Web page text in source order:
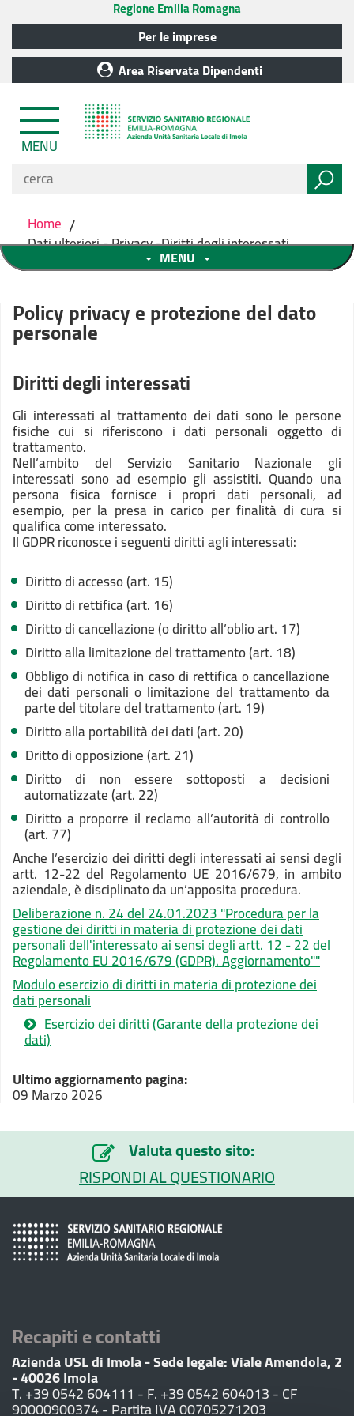
Regione Emilia Romagna
Per le imprese
Area Riservata Dipendenti
MENU
Home /
Dati ulteriori - Privacy -Diritti degli interessati
MENU
Policy privacy e protezione del dato
personale
Diritti degli interessati
Gli interessati al trattamento dei dati sono le persone
fisiche cui si riferiscono i dati personali oggetto di
trattamento.
Nell’ambito del Servizio Sanitario Nazionale gli
interessati sono ad esempio gli assistiti. Quando una
persona fisica fornisce i propri dati personali, ad
esempio, per la presa in carico per finalità di cura si
qualifica come interessato.
Il GDPR riconosce i seguenti diritti agli interessati:
Diritto di accesso (art. 15)
Diritto di rettifica (art. 16)
Diritto di cancellazione (o diritto all’oblio art. 17)
Diritto alla limitazione del trattamento (art. 18)
Obbligo di notifica in caso di rettifica o cancellazione
dei dati personali o limitazione del trattamento da
parte del titolare del trattamento (art. 19)
Diritto alla portabilità dei dati (art. 20)
Dritto di opposizione (art. 21)
Diritto di non essere sottoposti a decisioni
automatizzate (art. 22)
Diritto a proporre il reclamo all’autorità di controllo
(art. 77)
Anche l’esercizio dei diritti degli interessati ai sensi degli
artt. 12-22 del Regolamento UE 2016/679, in ambito
aziendale, è disciplinato da un’apposita procedura.
Deliberazione n. 24 del 24.01.2023 "Procedura per la
gestione dei diritti in materia di protezione dei dati
personali dell'interessato ai sensi degli artt. 12 - 22 del
Regolamento EU 2016/679 (GDPR). Aggiornamento""
Modulo esercizio di diritti in materia di protezione dei
dati personali
Esercizio dei diritti (Garante della protezione dei
dati)
Ultimo aggiornamento pagina:
09 Marzo 2026
Valuta questo sito:
RISPONDI AL QUESTIONARIO
Recapiti e contatti
Azienda USL di Imola - Sede legale: Viale Amendola, 2
- 40026 Imola
T. +39 0542 604111 - F. +39 0542 604013 - CF
90000900374 - Partita IVA 00705271203